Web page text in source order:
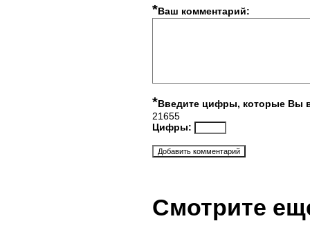
*Ваш комментарий:
*Введите цифры, которые Вы
21655
Цифры:
Смотрите